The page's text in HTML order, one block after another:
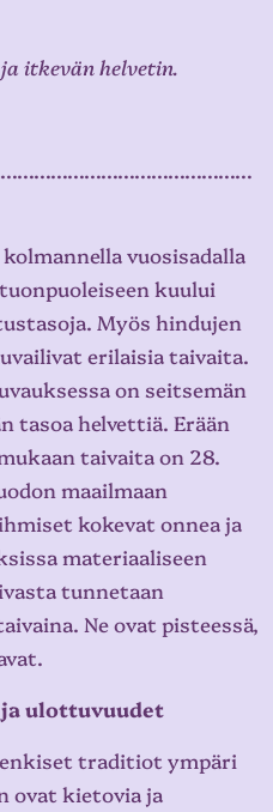
itkevän helvetin.
vuosisadalla
kuului
Myös hindujen
erilaisia taivaita.
on seitsemän
tasoa helvettiä. Erään
taivaita on 28.
maailmaan
kokevat onnea ja
materiaaliseen
tunnetaan
Ne ovat pisteessä,
ulottuvuudet
traditiot ympäri
ovat kietovia ja